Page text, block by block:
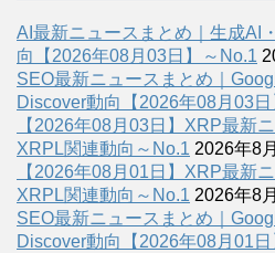
AI最新ニュースまとめ｜生成AI
向【2026年08月03日】～No.1
SEO最新ニュースまとめ｜
Discover動向【2026年08月03
【2026年08月03日】XRP最新
XRPL関連動向～No.1 2026年8
【2026年08月01日】XRP最新
XRPL関連動向～No.1 2026年8
SEO最新ニュースまとめ｜
Discover動向【2026年08月01